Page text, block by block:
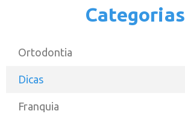
Categorias
Ortodontia
Dicas
Franquia